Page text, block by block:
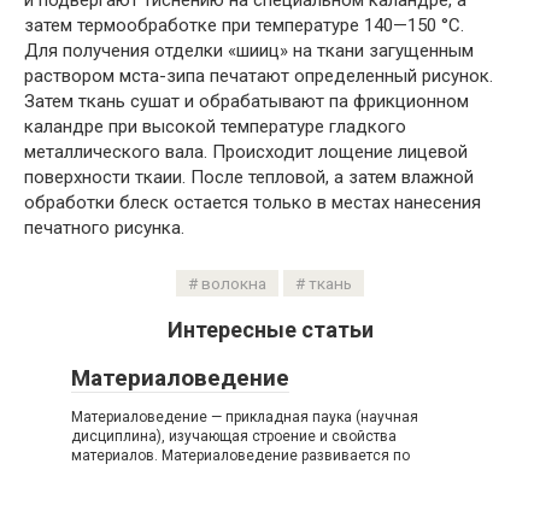
затем термообработке при температуре 140—150 °С.
Для получения отделки «шииц» на ткани загущенным
раствором мста-зипа печатают определенный рисунок.
Затем ткань сушат и обрабатывают па фрикционном
каландре при высокой температуре гладкого
металлического вала. Происходит лощение лицевой
поверхности ткаии. После тепловой, а затем влажной
обработки блеск остается только в местах нанесения
печатного рисунка.
волокна ткань
Интересные статьи
Материаловедение
Материаловедение — прикладная паука (научная
дисциплина), изучающая строение и свойства
материалов. Материаловедение развивается по